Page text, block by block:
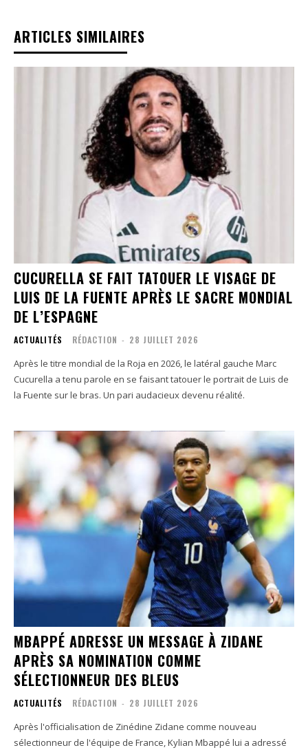
ARTICLES SIMILAIRES
CUCURELLA SE FAIT TATOUER LE VISAGE DE
LUIS DE LA FUENTE APRÈS LE SACRE MONDIAL
DE L’ESPAGNE
ACTUALITÉS RÉDACTION - 28 JUILLET 2026
Après le titre mondial de la Roja en 2026, le latéral gauche Marc
Cucurella a tenu parole en se faisant tatouer le portrait de Luis de
la Fuente sur le bras. Un pari audacieux devenu réalité.
MBAPPÉ ADRESSE UN MESSAGE À ZIDANE
APRÈS SA NOMINATION COMME
SÉLECTIONNEUR DES BLEUS
ACTUALITÉS RÉDACTION - 28 JUILLET 2026
Après l'officialisation de Zinédine Zidane comme nouveau
sélectionneur de l'équipe de France, Kylian Mbappé lui a adressé